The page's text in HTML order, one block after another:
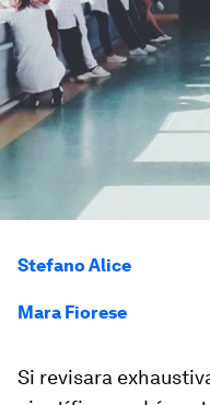
Stefano Alice
Mara Fiorese
Si revisara